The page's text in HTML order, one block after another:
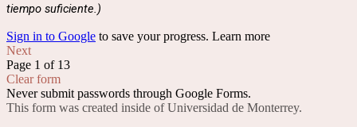
tiempo suficiente.)
Sign in to Google to save your progress. Learn more
Next
Page 1 of 13
Clear form
Never submit passwords through Google Forms.
This form was created inside of Universidad de Monterrey.